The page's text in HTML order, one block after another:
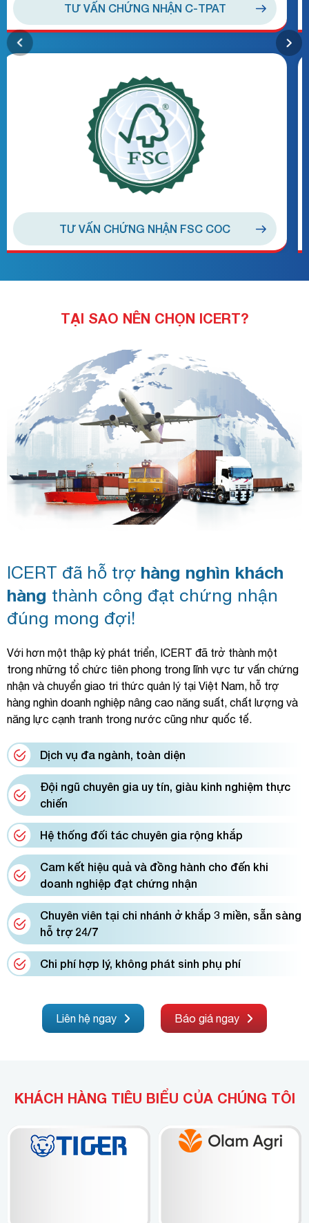
TƯ VẤN CHỨNG NHẬN HALAL
TƯ VẤN CHỨNG NHẬN ISO 9001
TẠI SAO NÊN CHỌN ICERT?
ICERT đã hỗ trợ hàng nghìn khách
hàng thành công đạt chứng nhận
đúng mong đợi!
Với hơn một thập kỷ phát triển, ICERT đã trở thành một
trong những tổ chức tiên phong trong lĩnh vực tư vấn chứng
nhận và chuyển giao tri thức quản lý tại Việt Nam, hỗ trợ
hàng nghìn doanh nghiệp nâng cao năng suất, chất lượng và
năng lực cạnh tranh trong nước cũng như quốc tế.
Dịch vụ đa ngành, toàn diện
Đội ngũ chuyên gia uy tín, giàu kinh nghiệm thực
chiến
Hệ thống đối tác chuyên gia rộng khắp
Cam kết hiệu quả và đồng hành cho đến khi
doanh nghiệp đạt chứng nhận
Chuyên viên tại chi nhánh ở khắp 3 miền, sẵn sàng
hỗ trợ 24/7
Chi phí hợp lý, không phát sinh phụ phí
Liên hệ ngay Báo giá ngay
KHÁCH HÀNG TIÊU BIỂU CỦA CHÚNG TÔI